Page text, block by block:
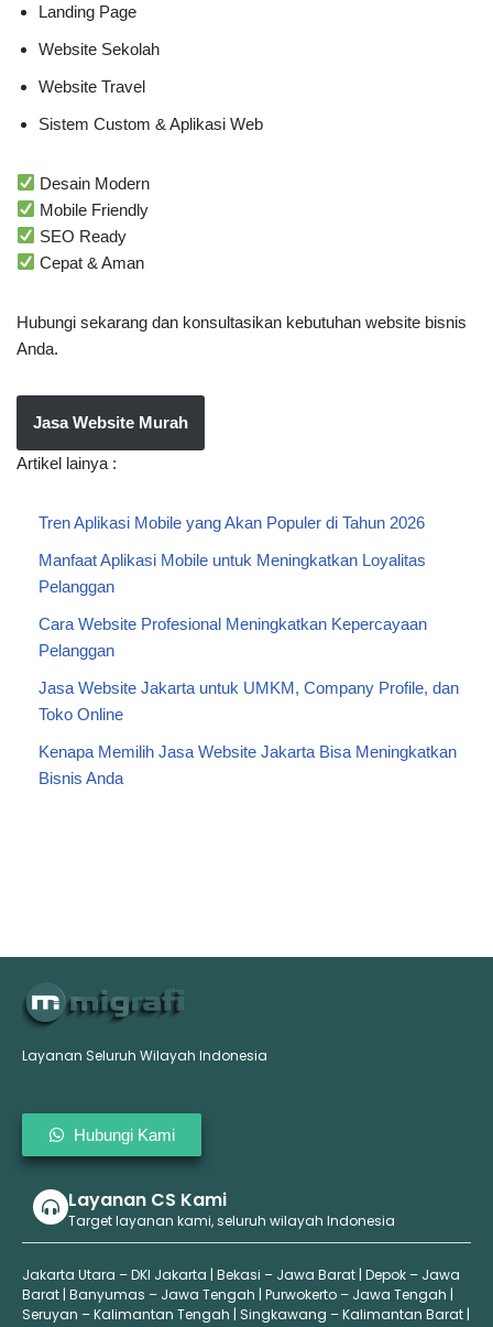
Landing Page
Website Sekolah
Website Travel
Sistem Custom & Aplikasi Web
Desain Modern
Mobile Friendly
SEO Ready
Cepat & Aman
Hubungi sekarang dan konsultasikan kebutuhan website bisnis
Anda.
Jasa Website Murah
Artikel lainya :
Tren Aplikasi Mobile yang Akan Populer di Tahun 2026
Manfaat Aplikasi Mobile untuk Meningkatkan Loyalitas
Pelanggan
Cara Website Profesional Meningkatkan Kepercayaan
Pelanggan
Jasa Website Jakarta untuk UMKM, Company Profile, dan
Toko Online
Kenapa Memilih Jasa Website Jakarta Bisa Meningkatkan
Bisnis Anda
Layanan Seluruh Wilayah Indonesia
Hubungi Kami
Layanan CS Kami
Target layanan kami, seluruh wilayah Indonesia
Jakarta Utara – DKI Jakarta | Bekasi – Jawa Barat | Depok – Jawa
Barat | Banyumas – Jawa Tengah | Purwokerto – Jawa Tengah |
Seruyan – Kalimantan Tengah | Singkawang – Kalimantan Barat |